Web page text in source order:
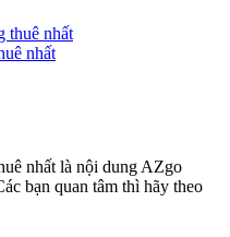
nhất
nhất là nội dung AZgo
bạn quan tâm thì hãy theo